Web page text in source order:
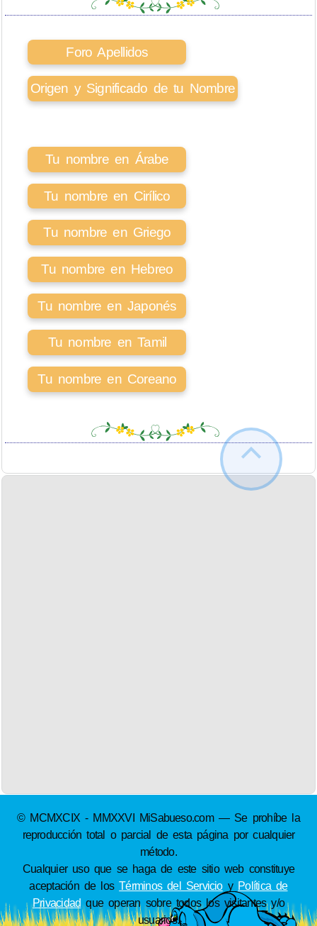
Foro Apellidos
Origen y Significado de tu Nombre
Tu nombre en Árabe
Tu nombre en Cirílico
Tu nombre en Griego
Tu nombre en Hebreo
Tu nombre en Japonés
Tu nombre en Tamil
Tu nombre en Coreano
© MCMXCIX - MMXXVI MiSabueso.com — Se prohíbe la
reproducción total o parcial de esta página por cualquier
método.
Cualquier uso que se haga de este sitio web constituye
aceptación de losTérminos del Servicioy Política de
Privacidad que operan sobre todos los visitantes y/o
usuarios.